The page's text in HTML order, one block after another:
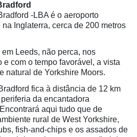
-LBA é o aeroporto
Inglaterra, cerca de 200 metros
Leeds, não perca, nos
e com o tempo favorável, a vista
natural de Yorkshire Moors.
fica à distância de 12 km
da encantadora
aqui tudo que de
rural de West Yorkshire,
fish-and-chips e os assados de